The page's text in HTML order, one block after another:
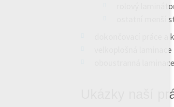
rolový
ostatní menší
dokončovací práce
velkoplošná
oboustranná
Ukázky naší